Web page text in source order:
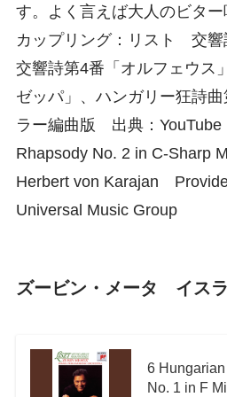
す。よく言えば大人のビタ
カップリング：リスト 交響
交響詩第4番「オルフェウス
ゼッパ」、ハンガリー狂詩
ラー編曲版 出典：
Rhapsody No. 2 in C-Sharp
Herbert von Karajan
Universal Music Group
ズービン・メータ イス
6
No. 1 in F